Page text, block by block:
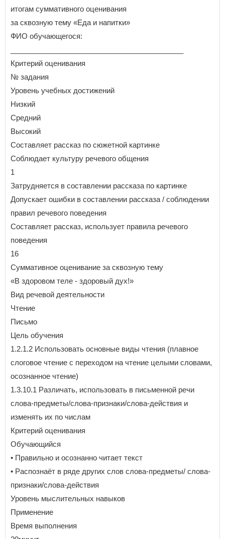
итогам суммативного оценивания
за сквозную тему «Еда и напитки»
ФИО обучающегося:
Критерий оценивания
№ задания
Уровень учебных достижений
Низкий
Средний
Высокий
Составляет рассказ по сюжетной картинке
Соблюдает культуру речевого общения
1
Затрудняется в составлении рассказа по картинке
Допускает ошибки в составлении рассказа / соблюдении
правил речевого поведения
Составляет рассказ, использует правила речевого
поведения
16
Суммативное оценивание за сквозную тему
«В здоровом теле - здоровый дух!»
Вид речевой деятельности
Чтение
Письмо
Цель обучения
1.2.1.2 Использовать основные виды чтения (плавное
слоговое чтение с переходом на чтение целыми словами,
осознанное чтение)
1.3.10.1 Различать, использовать в письменной речи
слова-предметы/слова-признаки/слова-действия и
изменять их по числам
Критерий оценивания
Обучающийся
• Правильно и осознанно читает текст
• Распознаёт в ряде других слов слова-предметы/ слова-
признаки/слова-действия
Уровень мыслительных навыков
Применение
Время выполнения